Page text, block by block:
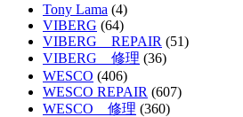
Tony Lama (4)
VIBERG (64)
VIBERG REPAIR (51)
VIBERG 修理 (36)
WESCO (406)
WESCO REPAIR (607)
WESCO 修理 (360)